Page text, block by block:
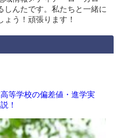
しんたです。私たちと一緒に
う！頑張ります！
等学校の偏差値・進学実
！